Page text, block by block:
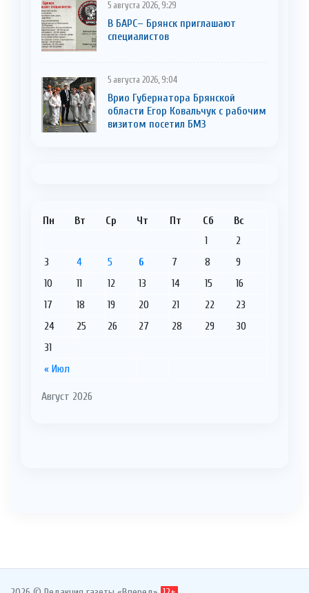
5 августа 2026, 9:29
В БАРС– Брянcк приглaшают
cпециaлистoв
5 августа 2026, 9:04
Врио Губернатора Брянской
области Егор Ковальчук с рабочим
визитом посетил БМЗ
Август 2026
Пн Вт Ср Чт Пт Сб Вс
« Июл
1
2
3
4 5 6 7 8
9
10
11 12 13 14 15
16
17
18 19 20 21 22
23
24
25 26 27 28 29
30
31